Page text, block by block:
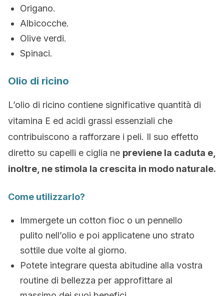
Origano.
Albicocche.
Olive verdi.
Spinaci.
Olio di ricino
L’olio di ricino contiene significative quantità di
vitamina E ed acidi grassi essenziali che
contribuiscono a rafforzare i peli. Il suo effetto
diretto su capelli e ciglia ne previene la caduta e,
inoltre, ne stimola la crescita in modo naturale.
Come utilizzarlo?
Immergete un cotton fioc o un pennello
pulito nell’olio e poi applicatene uno strato
sottile due volte al giorno.
Potete integrare questa abitudine alla vostra
routine di bellezza per approfittare al